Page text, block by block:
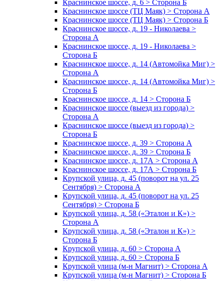
Краснинское шоссе, д. 6 > Сторона Б
Краснинское шоссе (ТЦ Маяк) > Сторона А
Краснинское шоссе (ТЦ Маяк) > Сторона Б
Краснинское шоссе, д. 19 - Николаева >
Сторона А
Краснинское шоссе, д. 19 - Николаева >
Сторона Б
Краснинское шоссе, д. 14 (Автомойка Миг) >
Сторона А
Краснинское шоссе, д. 14 (Автомойка Миг) >
Сторона Б
Краснинское шоссе, д. 14 > Сторона Б
Краснинское шоссе (выезд из города) >
Сторона А
Краснинское шоссе (выезд из города) >
Сторона Б
Краснинское шоссе, д. 39 > Сторона А
Краснинское шоссе, д. 39 > Сторона Б
Краснинское шоссе, д. 17А > Сторона А
Краснинское шоссе, д. 17А > Сторона Б
Крупской улица, д. 45 (поворот на ул. 25
Сентября) > Сторона А
Крупской улица, д. 45 (поворот на ул. 25
Сентября) > Сторона Б
Крупской улица, д. 58 («Эталон и К») >
Сторона А
Крупской улица, д. 58 («Эталон и К») >
Сторона Б
Крупской улица, д. 60 > Сторона А
Крупской улица, д. 60 > Сторона Б
Крупской улица (м-н Магнит) > Сторона А
Крупской улица (м-н Магнит) > Сторона Б